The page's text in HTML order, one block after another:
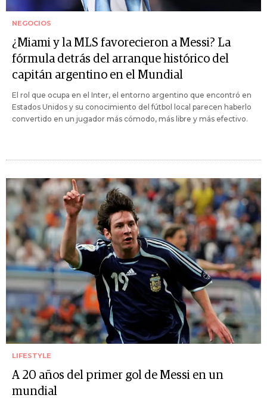
NEGOCIOS
¿Miami y la MLS favorecieron a Messi? La
fórmula detrás del arranque histórico del
capitán argentino en el Mundial
El rol que ocupa en el Inter, el entorno argentino que encontró en
Estados Unidos y su conocimiento del fútbol local parecen haberlo
convertido en un jugador más cómodo, más libre y más efectivo.
LIFESTYLE
A 20 años del primer gol de Messi en un
mundial